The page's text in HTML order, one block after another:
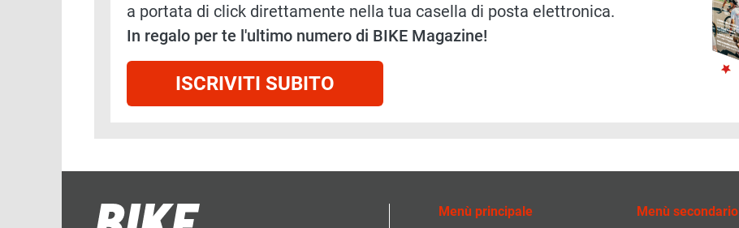
a portata di click direttamente nella tua casella di posta elettronica.
In regalo per te l'ultimo numero di BIKE Magazine!
ISCRIVITI SUBITO
Menù principale Menù secondario